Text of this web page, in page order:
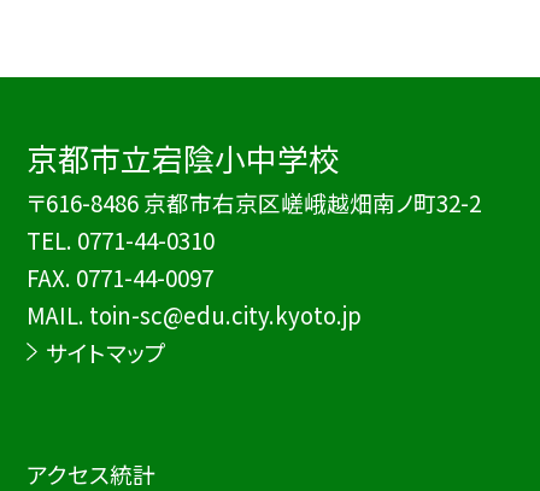
京都市立宕陰小中学校
〒616-8486 京都市右京区嵯峨越畑南ノ町32-2
TEL. 0771-44-0310
FAX. 0771-44-0097
MAIL. toin-sc@edu.city.kyoto.jp
サイトマップ
アクセス統計